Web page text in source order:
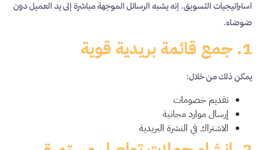
استراتيجيات التسويق. إنه يشبه الرسائل الموجهة مباشرة إلى يد العميل دون
ضوضاء.
1. جمع قائمة بريدية قوية
يمكن ذلك من خلال:
تقديم خصومات
إرسال موارد مجانية
الاشتراك في النشرة البريدية